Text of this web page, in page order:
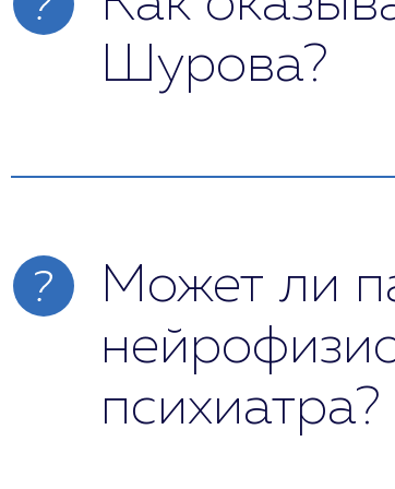
Шурова?
индивидуальные
Может ли
психиатра?